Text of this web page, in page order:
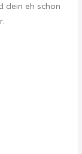
dein eh schon